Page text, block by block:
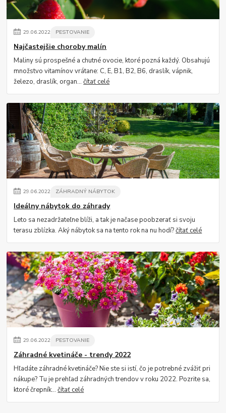
29.06.2022 PESTOVANIE
Najčastejšie choroby malín
Maliny sú prospešné a chutné ovocie, ktoré pozná každý. Obsahujú
množstvo vitamínov vrátane: C, E, B1, B2, B6, draslík, vápnik,
železo, draslík, organ...čítať celé
29.06.2022 ZÁHRADNÝ NÁBYTOK
Ideálny nábytok do záhrady
Leto sa nezadržateľne blíži, a tak je načase poobzerať si svoju
terasu zblízka. Aký nábytok sa na tento rok na nu hodí?čítať celé
29.06.2022 PESTOVANIE
Záhradné kvetináče - trendy 2022
Hľadáte záhradné kvetináče? Nie ste si istí, čo je potrebné zvážiť pri
nákupe? Tu je prehľad záhradných trendov v roku 2022. Pozrite sa,
ktoré črepník...čítať celé